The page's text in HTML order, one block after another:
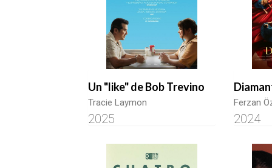
Un "like" de Bob Trevino
Tracie Laymon
2025
Ferzan
2024